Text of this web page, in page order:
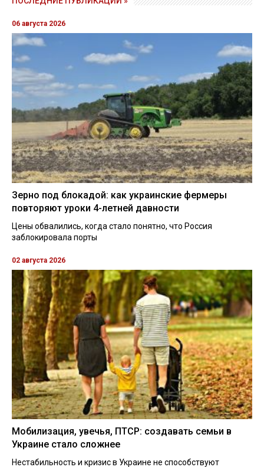
06 августа 2026
Зерно под блокадой: как украинские фермеры
повторяют уроки 4-летней давности
Цены обвалились, когда стало понятно, что Россия
заблокировала порты
02 августа 2026
Мобилизация, увечья, ПТСР: создавать семьи в
Украине стало сложнее
Нестабильность и кризис в Украине не способствуют